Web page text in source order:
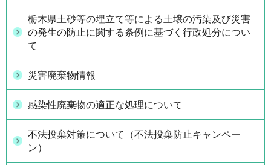
栃木県土砂等の埋立て等による土壌の汚染及び災害
の発生の防止に関する条例に基づく行政処分につい
て
災害廃棄物情報
感染性廃棄物の適正な処理について
不法投棄対策について（不法投棄防止キャンペー
ン）